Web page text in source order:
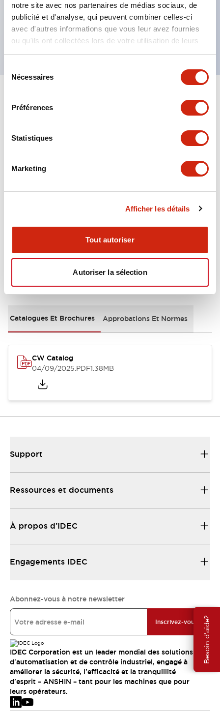
notre site avec nos partenaires de médias sociaux, de
publicité et d'analyse, qui peuvent combiner celles-ci
avec d'autres informations que vous leur avez fournies
ou qu'ils ont collectées lors de votre utilisation de leurs
services.
Nécessaires
Préférences
Statistiques
Marketing
Afficher les détails
Tout autoriser
Autoriser la sélection
Besoin d'aide?
Structure de sécurité de 3e génération :
déclenchement à 2 actions, garde intégrée,
structure de protection des doigts IP20.
Tout développer+
Functional Specifications
Mounting and Installation Specifications
Documents et fichiers
Catalogues Et Brochures Approbations Et Normes
CW Catalog
04/09/2025.PDF1.38MB
Support
Ressources et documents
À propos d’IDEC
Engagements IDEC
Abonnez-vous à notre newsletter
Inscrivez-vous
IDEC Corporation est un leader mondial des solutions
d'automatisation et de contrôle industriel, engagé à
améliorer la sécurité, l'efficacité et la tranquillité
d'esprit – ANSHIN – tant pour les machines que pour
leurs opérateurs.